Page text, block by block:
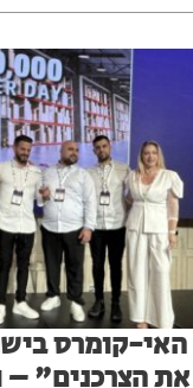
האי-קומרס